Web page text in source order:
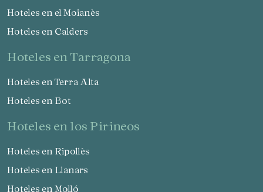
Hoteles en el Moianès
Hoteles en Calders
hoteles en Tarragona
Hoteles en Terra Alta
Hoteles en Bot
hoteles en los Pirineos
Hoteles en Ripollès
Hoteles en Llanars
Hoteles en Molló